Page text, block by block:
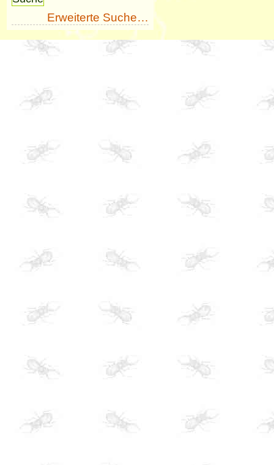
Erweiterte Suche…